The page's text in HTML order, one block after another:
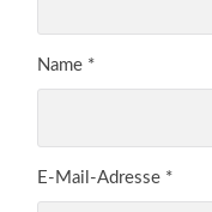
Name *
E-Mail-Adresse *